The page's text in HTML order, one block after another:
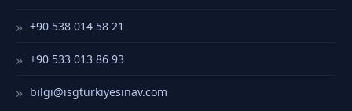
+90 538 014 58 21
+90 533 013 86 93
bilgi@isgturkiyesınav.com